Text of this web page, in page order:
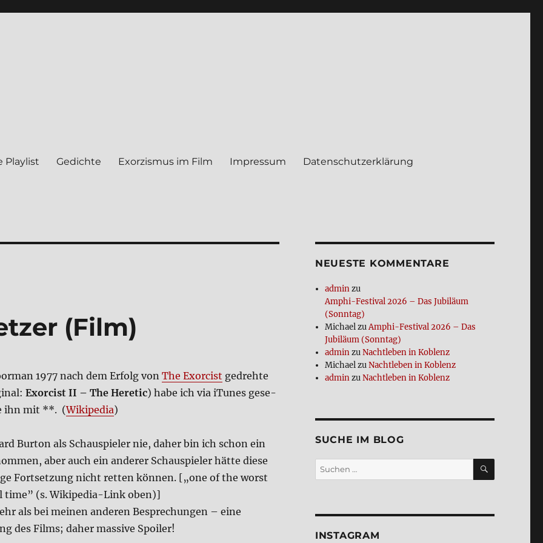
Play­list Gedich­te Exor­zis­mus im Film Impres­sum Daten­schutz­er­klä­rung
(Film)
1977 nach dem Erfolg vonThe Exor­cist gedreh­te
Exor­cist II – The Here­tic) habe ich via iTu­nes gese­
ihn mit **. (Wiki­pe­dia)
Bur­ton als Schau­spie­ler nie, daher bin ich schon ein
aber auch ein ande­rer Schau­spie­ler hät­te die­se
Fort­set­zung nicht ret­ten kön­nen. [„one of the worst
time” (s. Wiki­pe­dia-Link oben)]
als bei mei­nen ande­ren Bespre­chun­gen – eine
des Films; daher mas­si­ve Spoi­ler!
NEUE­STE KOM­MEN­TA­RE
adminzu
Amphi-Festi­val 2026 – Das Jubi­lä­um
(Sonn­tag)
MichaelzuAmphi-Festi­val 2026 – Das
Jubi­lä­um (Sonn­tag)
adminzuNacht­le­ben in Koblenz
MichaelzuNacht­le­ben in Koblenz
adminzuNacht­le­ben in Koblenz
SUCHE IM BLOG
Suchen
nach:
SUCHEN
INSTA­GRAM